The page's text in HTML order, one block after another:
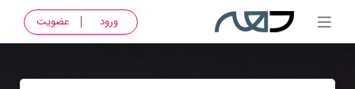
ورود عضویت